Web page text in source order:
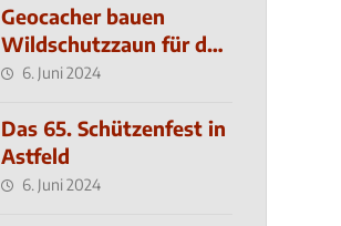
Geocacher bauen
Wildschutzzaun für den
MachMit! Wald
6. Juni 2024
Das 65. Schützenfest in
Astfeld
6. Juni 2024